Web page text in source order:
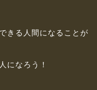
きる人間になることが
になろう！